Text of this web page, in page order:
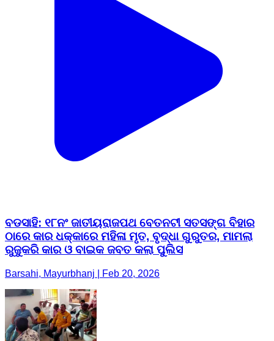
ବଡସାହି: ୧୮ନଂ ଜାତୀୟରାଜପଥ ବେତନଟୀ ସତସଙ୍ଗ ବିହାର
ଠାରେ କାର ଧକ୍କାରେ ମହିଳା ମୃତ, ବୃଦ୍ଧା ଗୁରୁତର, ମାମଲା
ରୁଜୁକରି କାର ଓ ବାଇକ ଜବତ କଲା ପୁଲିସ
Barsahi, Mayurbhanj | Feb 20, 2026